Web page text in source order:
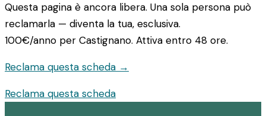
Questa pagina è ancora libera. Una sola persona può
reclamarla — diventa la tua, esclusiva.
100€/anno per Castignano. Attiva entro 48 ore.
Reclama questa scheda →
Reclama questa scheda